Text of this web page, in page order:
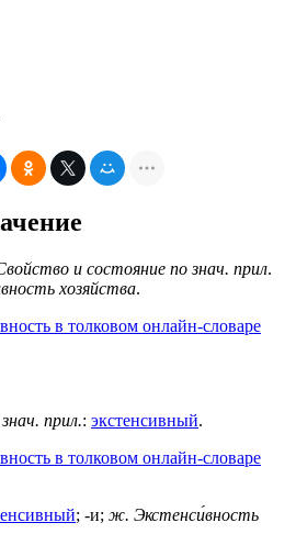
и состояние по знач. прил.
хозяйства.
в толковом онлайн-словаре
знач. прил.: экстенсивный.
в толковом онлайн-словаре
; -и; ж. Экстенси́вность